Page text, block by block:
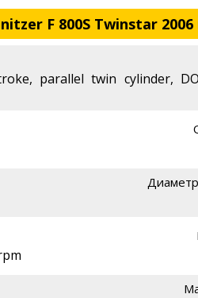
F 800S Twinstar 2006
parallel twin cylinder,